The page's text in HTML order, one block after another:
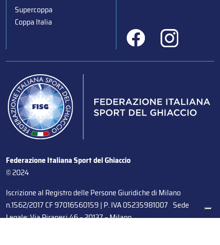
Supercoppa
Coppa Italia
Federazione Italiana Sport del Ghiaccio
© 2024
Iscrizione al Registro delle Persone Giuridiche di Milano
n.1562/2017 CF 97016560159 | P. IVA 05235981007 Sede
Legale: Via Piranesi 46 – 20137 – Milano